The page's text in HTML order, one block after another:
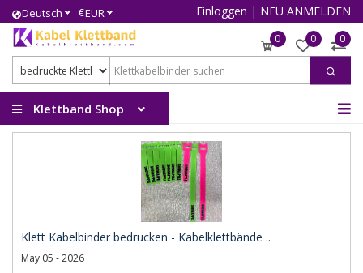
Deutsch €EUR Einloggen | NEU ANMELDEN
0 0 0
Klettband Shop
Klett Kabelbinder bedrucken - Kabelklettbände ..
May 05 - 2026